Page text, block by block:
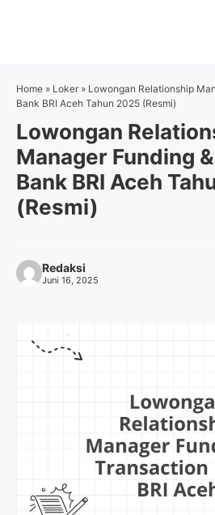
Home » Loker » Lowongan Relationship
Bank BRI Aceh Tahun 2025 (Resmi)
Lowongan
Manager Funding
Bank BRI Aceh
(Resmi)
Redaksi
Juni 16, 2025